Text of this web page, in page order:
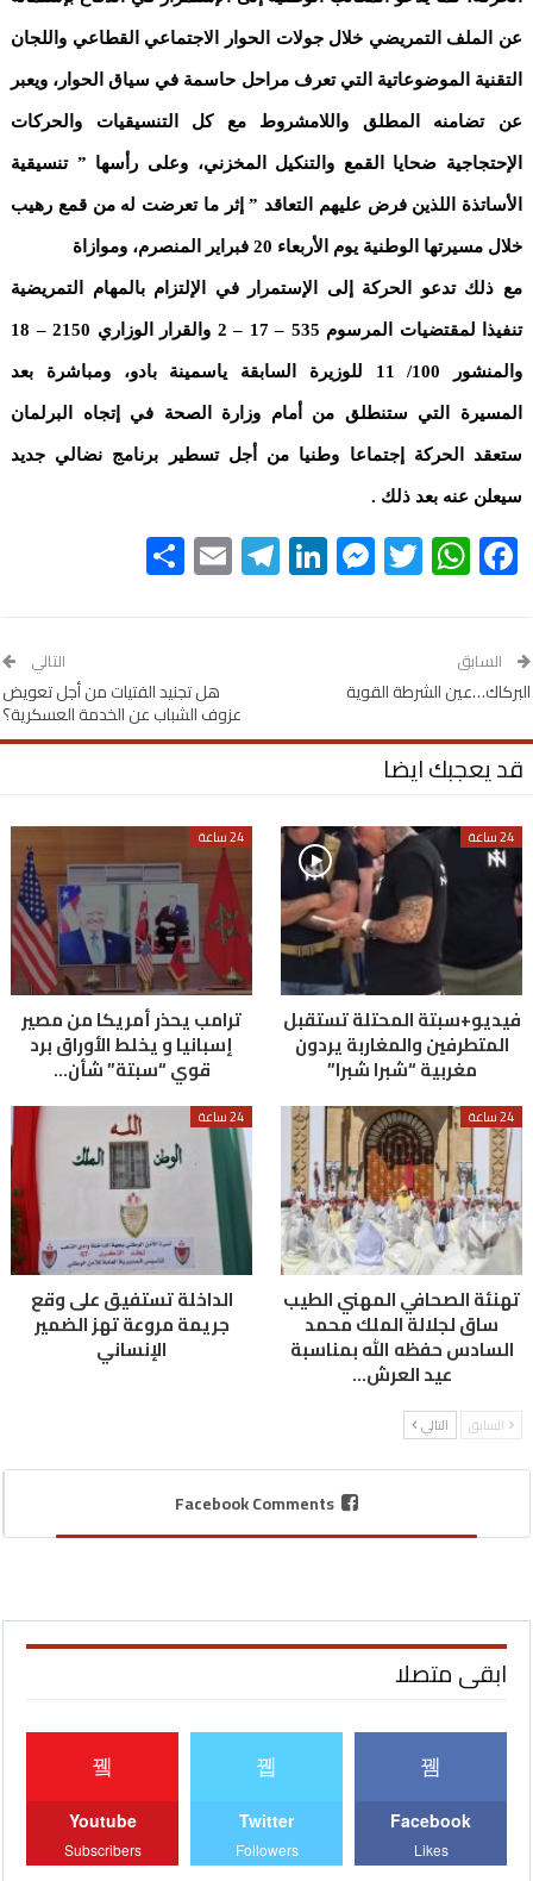
عن الملف التمريضي خلال جولات الحوار الاجتماعي القطاعي واللجان
التقنية الموضوعاتية التي تعرف مراحل حاسمة في سياق الحوار، ويعبر
عن تضامنه المطلق واللامشروط مع كل التنسيقيات والحركات
الإحتجاجية ضحايا القمع والتنكيل المخزني، وعلى رأسها ” تنسيقية
الأساتذة اللذين فرض عليهم التعاقد ” إثر ما تعرضت له من قمع رهيب
خلال مسيرتها الوطنية يوم الأربعاء 20 فبراير المنصرم، وموازاة
مع ذلك تدعو الحركة إلى الإستمرار في الإلتزام بالمهام التمريضية
تنفيذا لمقتضيات المرسوم 535 – 17 – 2 والقرار الوزاري 2150 – 18
والمنشور 100/ 11 للوزيرة السابقة ياسمينة بادو، ومباشرة بعد
المسيرة التي ستنطلق من أمام وزارة الصحة في إتجاه البرلمان
ستعقد الحركة إجتماعا وطنيا من أجل تسطير برنامج نضالي جديد
سيعلن عنه بعد ذلك .
Facebook
WhatsApp
Twitter
Messenger
LinkedIn
Telegram
Email
السابق
البركاك…عين الشرطة القوية
التالي
هل تجنيد الفتيات من أجل تعويض
عزوف الشباب عن الخدمة العسكرية؟
قد يعجبك ايضا
24 ساعة
فيديو+سبتة المحتلة تستقبل
المتطرفين والمغاربة يردون
مغربية “شبرا شبرا”
24 ساعة
ترامب يحذر أمريكا من مصير
إسبانيا و يخلط الأوراق برد
قوي “سبتة” شأن…
24 ساعة
تهنئة الصحافي المهني الطيب
ساق لجلالة الملك محمد
السادس حفظه الله بمناسبة
عيد العرش…
24 ساعة
الداخلة تستفيق على وقع
جريمة مروعة تهز الضمير
الإنساني
السابق التالي
Facebook Comments
ابقى متصلا
Facebook
Likes
Twitter
Followers
Youtube
Subscribers